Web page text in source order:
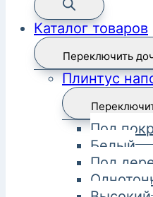
Каталог товаров
Переключить
Плинтус
Под
Белый
Под